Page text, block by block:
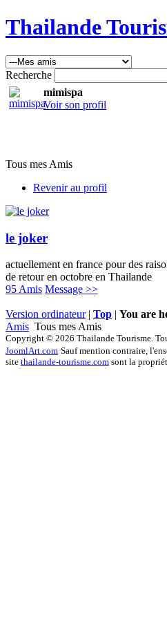
Thailande
Recherche
mimispa
Voir son profil
Tous mes Amis
Revenir au profil
le joker
actuellement en france pour des
de retour en octobre en Thailande
95 Amis Message >>
Version ordinateur| Top | You are
Amis Tous mes Amis
Copyright © 2026 Thailande Tourisme.
JoomlArt.com Sauf mention contraire,
site thailande-tourisme.com sont la